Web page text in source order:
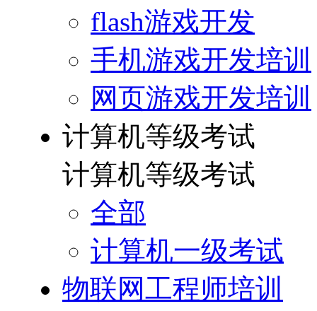
flash游戏开发
手机游戏开发培训
网页游戏开发培训
计算机等级考试
计算机等级考试
全部
计算机一级考试
物联网工程师培训